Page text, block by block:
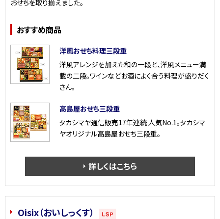
おせちを取り揃えました。
おすすめ商品
洋風おせち料理三段重
洋風アレンジを加えた和の一段と、洋風メニュー満
載の二段。ワインなどお酒によく合う料理が盛りだく
さん。
高島屋おせち三段重
タカシマヤ通信販売17年連続 人気No.1。タカシマ
ヤオリジナル高島屋おせち三段重。
詳しくはこちら
Oisix（おいしっくす）